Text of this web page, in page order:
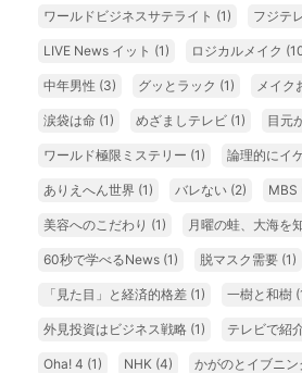
ワールドビジネスサテライト (1) フジテ
LIVE News イット (1) ロジカルメイク
中年男性 (3) グッとラック (1) メイク
涙袋は命 (1) めざましテレビ (1) 目元
ワールド極限ミステリー (1) 論理的にイ
ありえへん世界 (1) バレない (2) MBS
美容へのこだわり (1) 月曜の蛙、大海を
60秒で学べるNews (1) 脱マスク需要 (1)
「見た目」と経済的格差 (1) 一樹と和樹
外見投資はビジネス戦略 (1) テレビで紹
Oha! 4 (1) NHK (4) かがのとイブニン